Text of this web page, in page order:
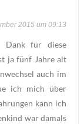
2015 um 09:13
Dank für diese
ja fünf Jahre alt
auch im
ich mich über
kann ich
war damals